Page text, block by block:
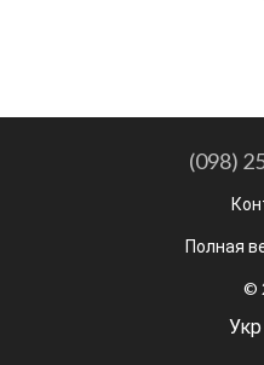
(098)
Полная
©
Укр